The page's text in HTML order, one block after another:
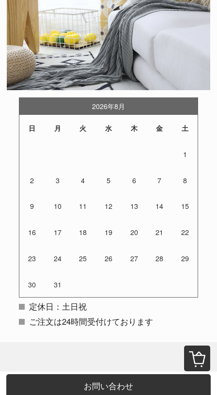
お問い合わせ
2026年8月
日 月 火 水 木 金 土
1
2 3 4 5 6 7 8
9 10 11 12 13 14 15
16 17 18 19 20 21 22
23 24 25 26 27 28 29
30 31
定休日：土日祝
ご注文は24時間受付けております